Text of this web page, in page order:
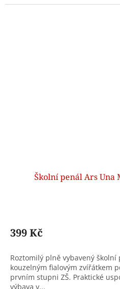
Školní penál Ars Una
399 Kč
Roztomilý plně vybavený
kouzelným fialovým zvířátkem
prvním stupni ZŠ. Praktické
výbava v...